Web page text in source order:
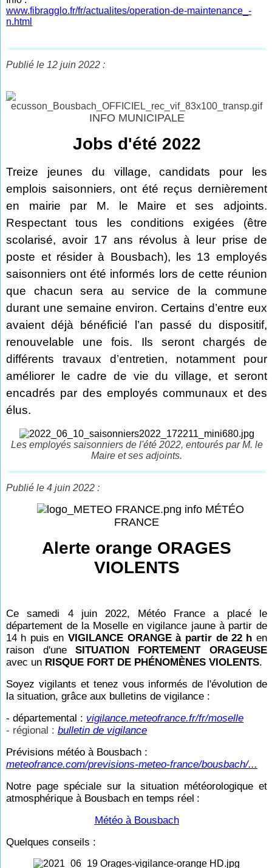
www.fibragglo.fr/fr/actualites/operation-de-maintenance_-
n.html
Publié le 12 juin 2022 :
INFO MUNICIPALE
Jobs d'été 2022
Treize jeunes du village, candidats pour les
emplois saisonniers, ont été reçus dernièrement
en mairie par M. le Maire et ses adjoints.
Respectant tous les conditions exigées (être
scolarisé, avoir 17 ans révolus à leur prise de
poste et résider à Bousbach), les 13 employés
saisonniers ont été informés lors de cette réunion
que chacun sera au service de la commune
durant une semaine environ. Certains d’entre eux
avaient déjà bénéficié l’an passé du dispositif,
renouvelable une fois. Ils seront chargés de
différents travaux d’entretien, notamment pour
améliorer le cadre de vie du village, et seront
encadrés par des employés communaux et des
élus.
Les employés saisonniers de l'été 2022, entourés par M. le
Maire et ses adjoints.
Publié le 4 juin 2022 :
info MÉTÉO
FRANCE
Alerte orange ORAGES
VIOLENTS
Ce samedi 4 juin 2022, Météo France a placé le
département de la Moselle en vigilance jaune à partir de
14 h puis en VIGILANCE ORANGE à partir de 22 h en
raison d'une SITUATION FORTEMENT ORAGEUSE
avec un RISQUE FORT DE PHÉNOMÈNES VIOLENTS.
Soyez vigilants et tenez vous informés de l'évolution de
la situation, grâce aux bulletins de vigilance :
- départemental : vigilance.meteofrance.fr/fr/moselle
- régional :bulletin de vigilance
Prévisions météo à Bousbach :
meteofrance.com/previsions-meteo-france/bousbach/...
Notre page spéciale sur la situation météorologique et
atmosphérique à Bousbach en temps réel :
Météo à Bousbach
Quelques conseils :